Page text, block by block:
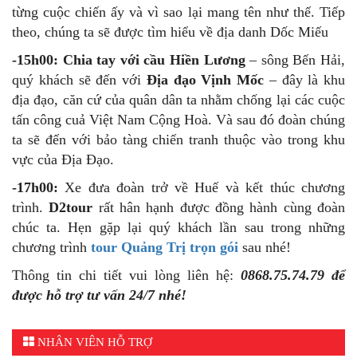
từng cuộc chiến ấy và vì sao lại mang tên như thế. Tiếp
theo, chúng ta sẽ được tìm hiểu về địa danh Dốc Miếu
-15h00: Chia tay với cầu Hiền Lương– sông Bến Hải,
quý khách sẽ đến với Địa đạo Vịnh Mốc – đây là khu
địa đạo, căn cứ của quân dân ta nhằm chống lại các cuộc
tấn công cuả Việt Nam Cộng Hoà. Và sau đó đoàn chúng
ta sẽ đến với bảo tàng chiến tranh thuộc vào trong khu
vực của Địa Đạo.
-17h00:Xe đưa đoàn trở về Huế và kết thúc chương
trình.D2tour rất hân hạnh được đồng hành cùng đoàn
chúc ta. Hẹn gặp lại quý khách lần sau trong những
chương trình tour Quảng Trị trọn gói sau nhé!
Thông tin chi tiết vui lòng liên hệ: 0868.75.74.79 để
được hỗ trợ tư vấn 24/7 nhé!
NHÂN VIÊN HỖ TRỢ